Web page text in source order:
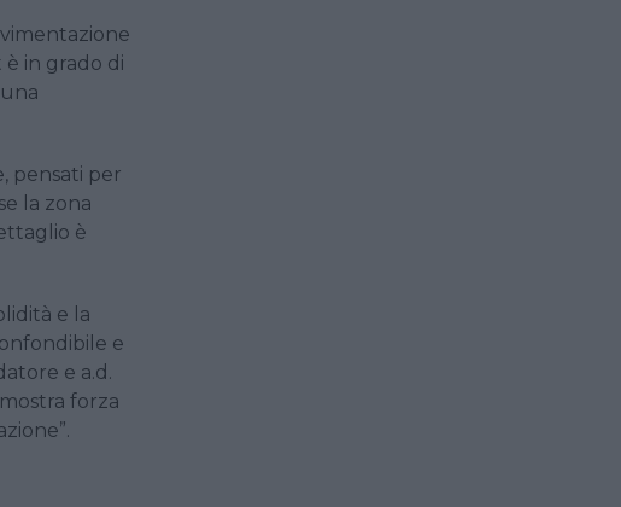
in grado di
pensati per
la zona
è
e la
e
e a.d.
forza